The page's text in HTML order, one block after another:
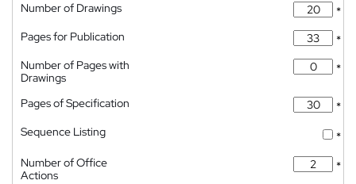
Number of Drawings
*
Pages for Publication
*
Number of Pages with
Drawings
*
Pages of Specification
*
Sequence Listing
*
Number of Office
Actions
*